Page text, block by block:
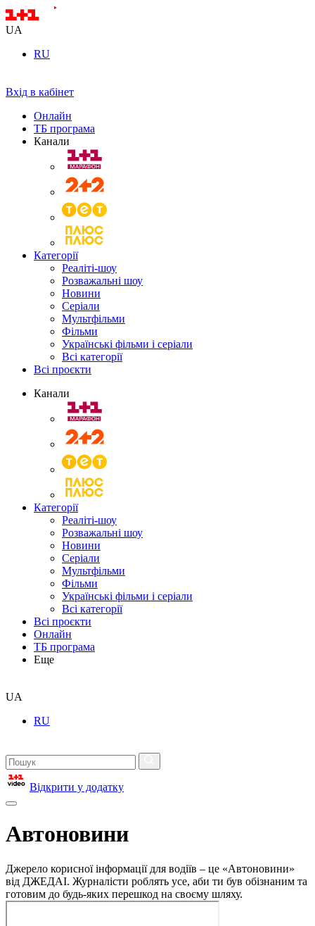
UA
RU
Вхід в кабінет
Онлайн
ТБ програма
Канали
Категорії
Реаліті-шоу
Розважальні шоу
Новини
Серіали
Мультфільми
Фільми
Українські фільми і серіали
Всі категорії
Всі проєкти
Канали
Категорії
Реаліті-шоу
Розважальні шоу
Новини
Серіали
Мультфільми
Фільми
Українські фільми і серіали
Всі категорії
Всі проєкти
Онлайн
ТБ програма
Еще
UA
RU
Відкрити у додатку
Автоновини
Джерело корисної інформації для водіїв – це «Автоновини»
від ДЖЕДАІ. Журналісти роблять усе, аби ти був обізнаним та
готовим до будь-яких перешкод на своєму шляху.